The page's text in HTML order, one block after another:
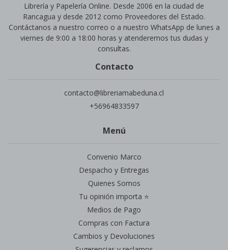
Librería y Papelería Online. Desde 2006 en la ciudad de
Rancagua y desde 2012 como Proveedores del Estado.
Contáctanos a nuestro correo o a nuestro WhatsApp de lunes a
viernes de 9:00 a 18:00 horas y atenderemos tus dudas y
consultas.
Contacto
contacto@libreriamabeduna.cl
+56964833597
Menú
Convenio Marco
Despacho y Entregas
Quienes Somos
Tu opinión importa ⭐
Medios de Pago
Compras con Factura
Cambios y Devoluciones